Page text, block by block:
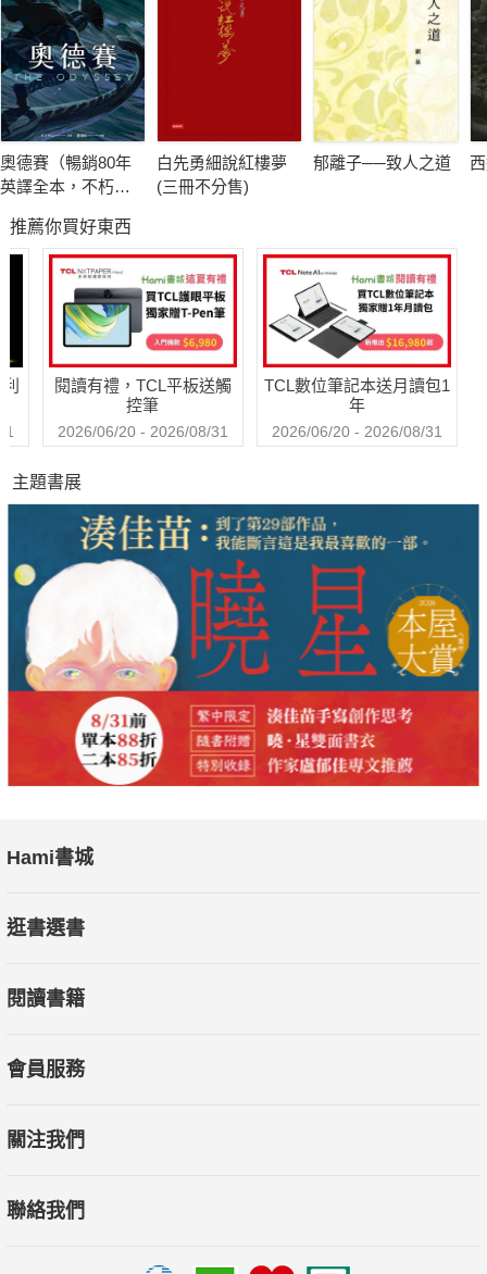
奧德賽（暢銷80年
英譯全本，不朽中
白先勇細說紅樓夢
(三冊不分售)
郁離子──致人之道
推薦你買好東西
閱讀有禮，TCL平板送觸
控筆
2026/06/20 - 2026/08/31
TCL數位筆記本送月讀包1
年
2026/06/20 - 2026/08/31
主題書展
Hami書城
逛書選書
閱讀書籍
會員服務
關注我們
聯絡我們